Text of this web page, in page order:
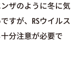
ザのように冬に気
すが、RSウイルス
分注意が必要で